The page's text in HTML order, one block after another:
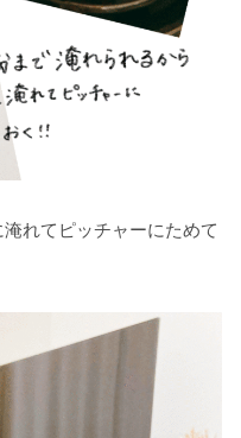
れてピッチャーにためて